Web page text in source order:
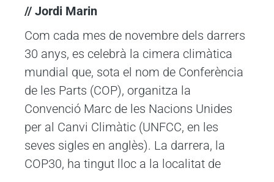
// Jordi Marin
Com cada mes de novembre dels darrers
30 anys, es celebrà la cimera climàtica
mundial que, sota el nom de Conferència
de les Parts (COP), organitza la
Convenció Marc de les Nacions Unides
per al Canvi Climàtic (UNFCC, en les
seves sigles en anglès). La darrera, la
COP30, ha tingut lloc a la localitat de